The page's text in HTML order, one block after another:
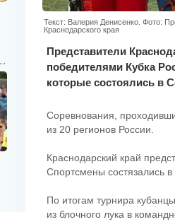
Текст: Валерия Денисенко. Фото:
Краснодарского края
Представители
победителями Кубка
которые состоялись в
Соревнования,
из 20 регионов России.
Краснодарский край
Спортсмены состязались в
По итогам турнира
из блочного лука в